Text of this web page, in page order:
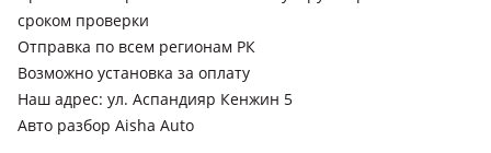
1998 - 2003 3 поколение (BE/BH), 2003 - 2009 4 поколение
(BL/BP), 2009 - 2013 5 поколение (BM/BR)
Subaru Outback
1998 - 2003 2 поколение (BE/BH), 2001 - 2003 2 поколение
рестайлинг (BE/BH), 2003 - 2007 3 поколение (BL/BP)
сроком проверки
Отправка по всем регионам РК
Возможно установка за оплату
Наш адрес: ул. Аспандияр Кенжин 5
Авто разбор Aisha Auto